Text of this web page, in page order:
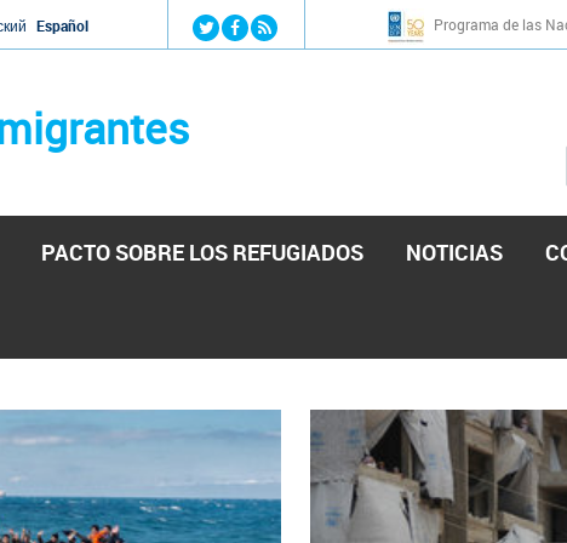
Jump to navigation
Español Programa de las
PACTO SOBRE LOS REFUGIADOS NOTICIAS
por el presidente de la Asamblea Nacional de Venezuela solicitando a
el consentimiento y la colaboración del Gobierno.